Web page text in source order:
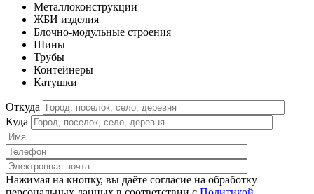
Металлоконструкции
ЖБИ изделия
Блочно-модульные строения
Шины
Трубы
Контейнеры
Катушки
Откуда
Куда
Нажимая на кнопку, вы даёте согласие на обработку